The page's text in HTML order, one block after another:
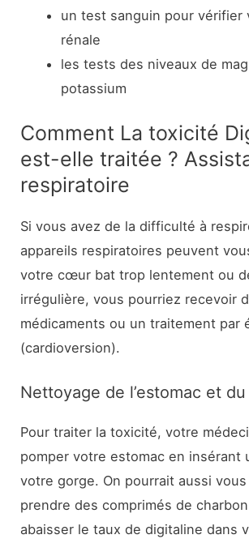
un test sanguin pour vérifier
rénale
les tests des niveaux de
potassium
Comment La toxicité
est-elle traitée ?
respiratoire
Si vous avez de la difficulté à
appareils respiratoires peuvent
votre cœur bat trop lentement ou
irrégulière, vous pourriez recevoir
médicaments ou un traitement par
(cardioversion).
Nettoyage de l’estomac et
Pour traiter la toxicité, votre
pomper votre estomac en insérant
votre gorge. On pourrait aussi
prendre des comprimés de
abaisser le taux de digitaline dans